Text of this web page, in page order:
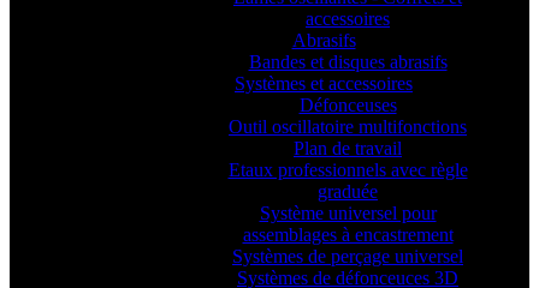
accessoires
Abrasifs
Bandes et disques abrasifs
Systèmes et accessoires
Défonceuses
Outil oscillatoire multifonctions
Plan de travail
Etaux professionnels avec règle
graduée
Système universel pour
assemblages à encastrement
Systèmes de perçage universel
Systèmes de défonceuces 3D